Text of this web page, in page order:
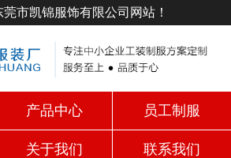
市凯锦服饰有限公司网站！
产品中心 员工制服
关于我们 联系我们